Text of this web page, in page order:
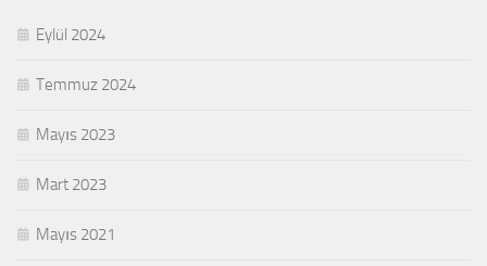
Eylül 2024
Temmuz 2024
Mayıs 2023
Mart 2023
Mayıs 2021